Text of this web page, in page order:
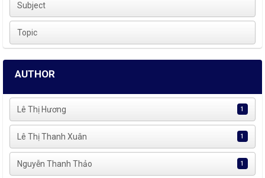
Subject
Topic
AUTHOR
Lê Thị Hương 1
Lê Thị Thanh Xuân 1
Nguyễn Thanh Thảo 1